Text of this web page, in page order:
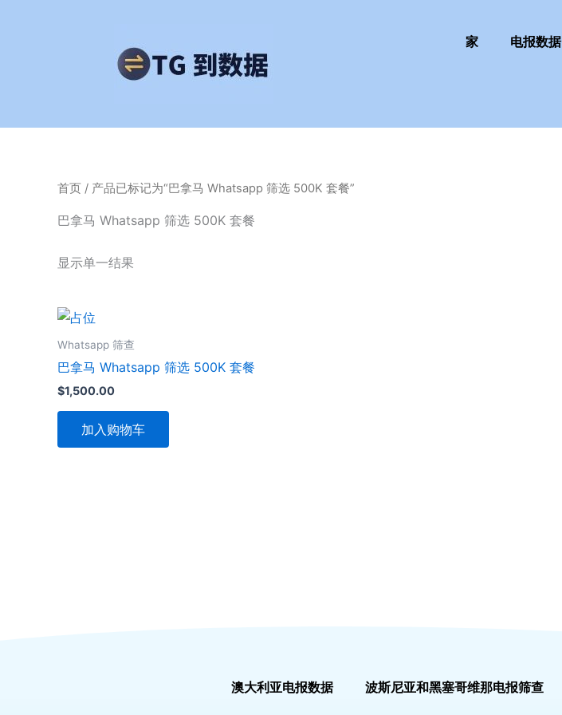
家 电报数据
首页 / 产品已标记为“巴拿马 Whatsapp 筛选 500K 套餐”
巴拿马 Whatsapp 筛选 500K 套餐
显示单一结果
Whatsapp 筛查
巴拿马 Whatsapp 筛选 500K 套餐
$1,500.00
加入购物车
澳大利亚电报数据 波斯尼亚和黑塞哥维那电报筛查